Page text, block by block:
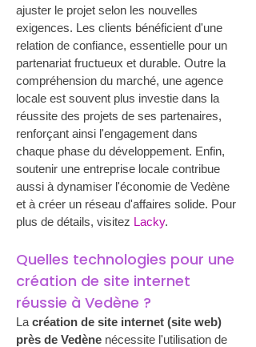
ajuster le projet selon les nouvelles
exigences. Les clients bénéficient d'une
relation de confiance, essentielle pour un
partenariat fructueux et durable. Outre la
compréhension du marché, une agence
locale est souvent plus investie dans la
réussite des projets de ses partenaires,
renforçant ainsi l'engagement dans
chaque phase du développement. Enfin,
soutenir une entreprise locale contribue
aussi à dynamiser l'économie de Vedène
et à créer un réseau d'affaires solide. Pour
plus de détails, visitez Lacky.
Quelles technologies pour une
création de site internet
réussie à Vedène ?
La création de site internet (site web)
près de Vedène nécessite l'utilisation de